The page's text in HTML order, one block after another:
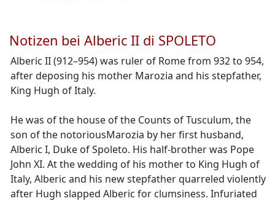
Notizen bei Alberic II di SPOLETO
Alberic II (912–954) was ruler of Rome from 932 to 954,
after deposing his mother Marozia and his stepfather,
King Hugh of Italy.
He was of the house of the Counts of Tusculum, the
son of the notoriousMarozia by her first husband,
Alberic I, Duke of Spoleto. His half-brother was Pope
John XI. At the wedding of his mother to King Hugh of
Italy, Alberic and his new stepfather quarreled violently
after Hugh slapped Alberic for clumsiness. Infuriated